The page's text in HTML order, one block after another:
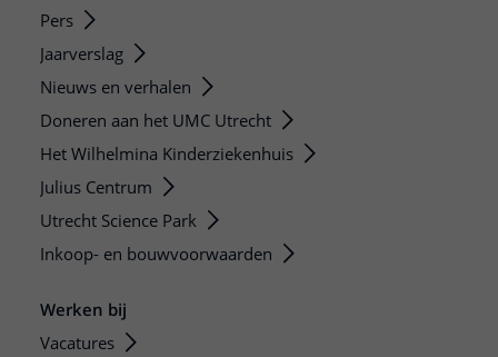
Pers
Jaarverslag
Nieuws en verhalen
Doneren aan het UMC Utrecht
Het Wilhelmina Kinderziekenhuis
Julius Centrum
Utrecht Science Park
Inkoop- en bouwvoorwaarden
Werken bij
Vacatures